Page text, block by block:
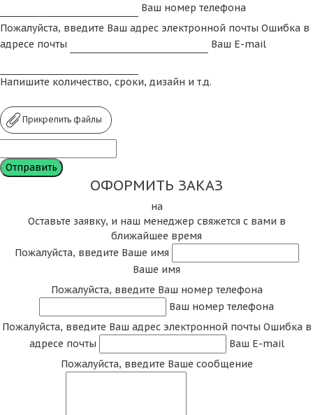
Ваш номер телефона
Пожалуйста, введите Ваш адрес электронной почты Ошибка в
адресе почты
Ваш E-mail
Напишите количество, сроки, дизайн и т.д.
Прикрепить файлы
ОФОРМИТЬ ЗАКАЗ
на
Оставьте заявку, и наш менеджер свяжется с вами в
ближайшее время
Пожалуйста, введите Ваше имя
Ваше имя
Пожалуйста, введите Ваш номер телефона
Ваш номер телефона
Пожалуйста, введите Ваш адрес электронной почты Ошибка в
адресе почты
Ваш E-mail
Пожалуйста, введите Ваше сообщение